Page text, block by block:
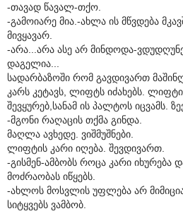
-თავად წავალ-თქო.
-გამოიარე მია.-ახლა ის მწვდება
მივყავარ.
-არა...არა ასე არ მინდოდა-
დაგელია...
სადარბაზოში რომ გავდივართ
კარს კეტავს, ლიფტს იძახებს.
შევყურებ,სანამ ის პალტოს იცვამს.
-მგონი რაღაცის თქმა გინდა.
მაღლა ავხედე. ვიშმუშნები.
ლიფტის კარი იღება. შევდივართ.
-გისმენ-ამბობს როცა კარი
მოძრაობას იწყებს.
-ახლოს მოსვლის უფლება არ
სიტყვებს ვამბობ.